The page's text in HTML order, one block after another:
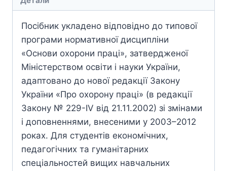
Посібник укладено відповідно до типової
програми нормативної дисципліни
«Основи охорони праці», затвердженої
Міністерством освіти і науки України,
адаптовано до нової редакції Закону
України «Про охорону праці» (в редакції
Закону № 229-IV від 21.11.2002) зі змінами
і доповненнями, внесеними у 2003–2012
роках. Для студентів економічних,
педагогічних та гуманітарних
спеціальностей вищих навчальних